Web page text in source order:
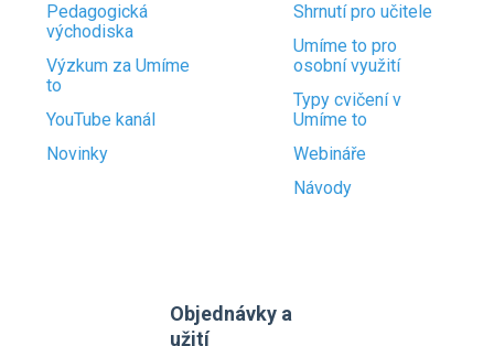
Pedagogická
východiska
Výzkum za Umíme
to
YouTube kanál
Novinky
Shrnutí pro učitele
Umíme to pro
osobní využití
Typy cvičení v
Umíme to
Webináře
Návody
Objednávky a
užití